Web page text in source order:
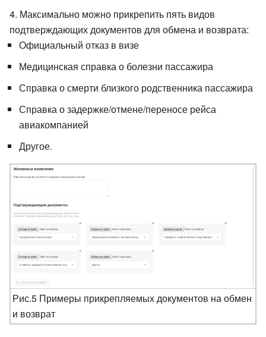
Максимально можно прикрепить пять видов
подтверждающих документов для обмена и возврата:
Официальный отказ в визе
Медицинская справка о болезни пассажира
Справка о смерти близкого родственника пассажира
Справка о задержке/отмене/переносе рейса
авиакомпанией
Другое.
Рис.5 Примеры прикрепляемых документов на обмен
и возврат